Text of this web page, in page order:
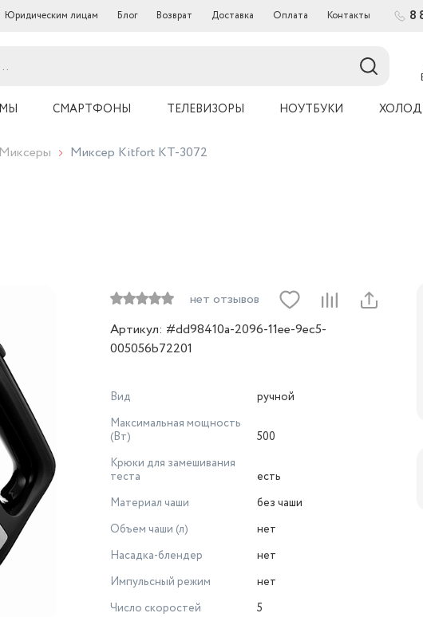
Юридическим лицам Блог Возврат Доставка Оплата Контакты 8
СМАРТФОНЫ ТЕЛЕВИЗОРЫ НОУТБУКИ
Миксеры Миксер Kitfort KT-3072
нет отзывов
Артикул: #dd98410a-2096-11ee-9ec5-
005056b72201
Вид
ручной
Максимальная мощность
(Вт)
500
Крюки для замешивания
теста
есть
Материал чаши
без чаши
Объем чаши (л)
нет
Насадка-блендер
нет
Импульсный режим
нет
Число скоростей
5